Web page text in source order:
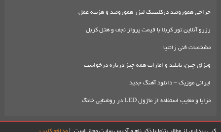
جراحی هموروئید درکلینیک لیزر هموروئید و هزینه عمل
رزرو آنلاین تور کربلا با قیمت پرواز نجف و هتل کربل
مشخصات فنی زانتیا
ویزای چین، تایلند و امارات همه چیز درباره درخواست
ایرانی موزیک – دانلود آهنگ جدید
مزایا و معایب استفاده از ماژول LED در روشنایی خانگ